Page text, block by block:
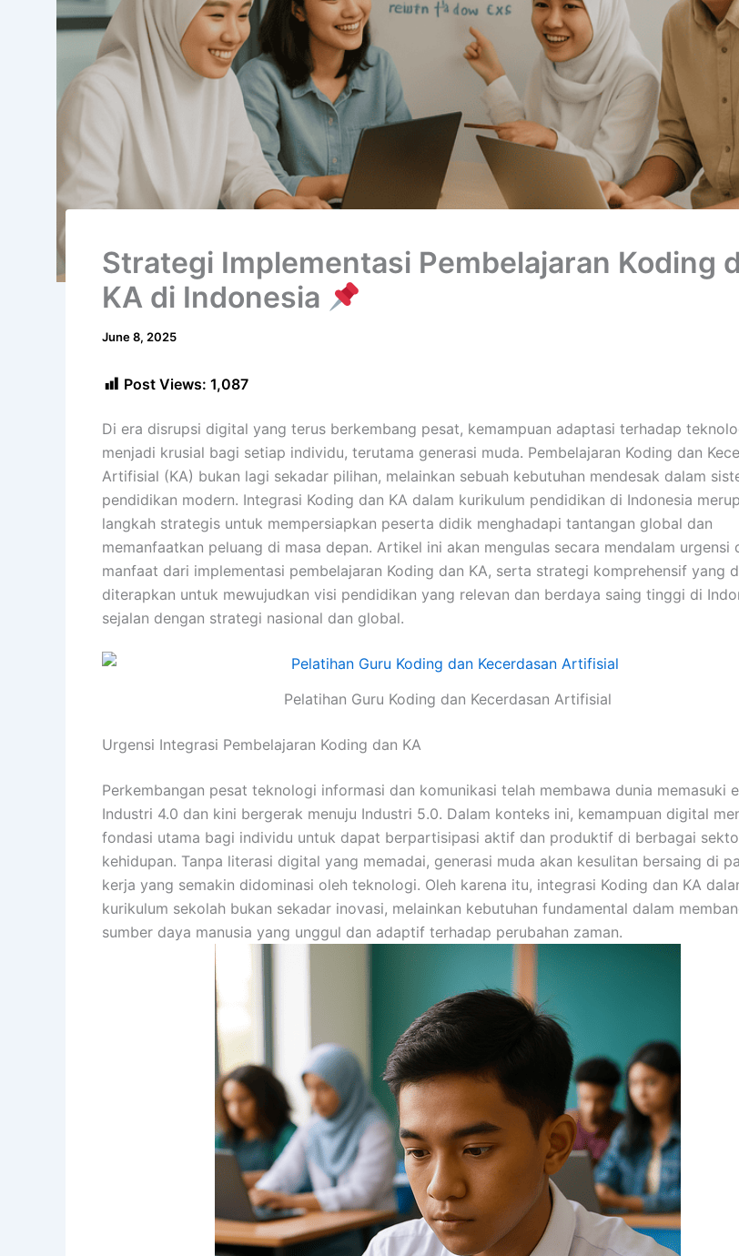
Strategi Implementasi Pembelajaran Koding
KA di Indonesia
June 8, 2025
Post Views: 1,087
Di era disrupsi digital yang terus berkembang pesat, kemampuan adaptasi terhadap
menjadi krusial bagi setiap individu, terutama generasi muda. Pembelajaran Koding dan
Artifisial (KA) bukan lagi sekadar pilihan, melainkan sebuah kebutuhan mendesak dalam
pendidikan modern. Integrasi Koding dan KA dalam kurikulum pendidikan di Indonesia
langkah strategis untuk mempersiapkan peserta didik menghadapi tantangan global dan
memanfaatkan peluang di masa depan. Artikel ini akan mengulas secara mendalam urgensi
manfaat dari implementasi pembelajaran Koding dan KA, serta strategi komprehensif yang
diterapkan untuk mewujudkan visi pendidikan yang relevan dan berdaya saing tinggi di
sejalan dengan strategi nasional dan global.
Pelatihan Guru Koding dan Kecerdasan Artifisial
Urgensi Integrasi Pembelajaran Koding dan KA
Perkembangan pesat teknologi informasi dan komunikasi telah membawa dunia memasuki
Industri 4.0 dan kini bergerak menuju Industri 5.0. Dalam konteks ini, kemampuan digital
fondasi utama bagi individu untuk dapat berpartisipasi aktif dan produktif di berbagai
kehidupan. Tanpa literasi digital yang memadai, generasi muda akan kesulitan bersaing di
kerja yang semakin didominasi oleh teknologi. Oleh karena itu, integrasi Koding dan KA
kurikulum sekolah bukan sekadar inovasi, melainkan kebutuhan fundamental dalam
sumber daya manusia yang unggul dan adaptif terhadap perubahan zaman.